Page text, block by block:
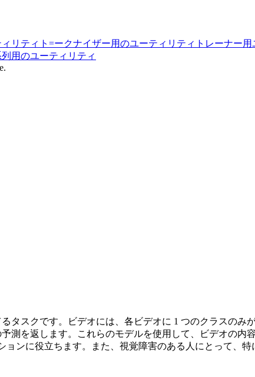
リティ ト=ークナイザー用のユーティリティ トレーナー
列用のユーティリティ
タスクです。ビデオには、各ビデオに 1 つのクラスの
測を返します。これらのモデルを使用して、ビデオの
ンに役立ちます。また、視覚障害のある人にとって、特